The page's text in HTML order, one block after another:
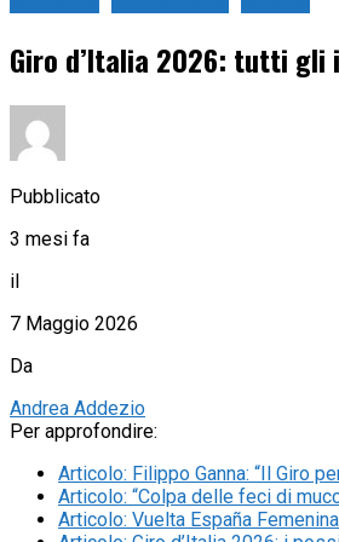
Giro d’Italia 2026: tutti gli
Pubblicato
3 mesi fa
il
7 Maggio 2026
Da
Andrea Addezio
Per approfondire:
Articolo: Filippo Ganna: “Il Giro
Articolo: “Colpa delle feci di
Articolo: Vuelta España